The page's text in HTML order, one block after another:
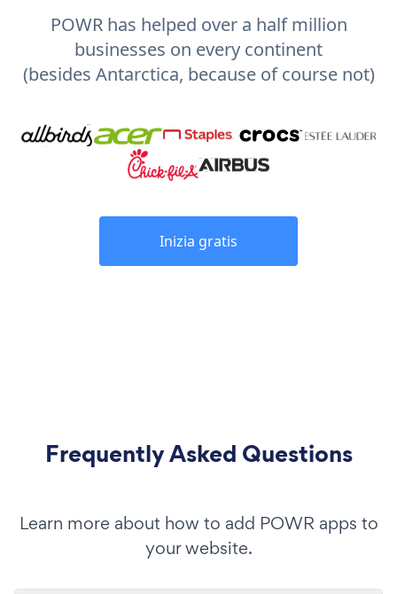
POWR has helped over a half million
businesses on every continent
(besides Antarctica, because of course not)
Inizia gratis
Frequently Asked Questions
Learn more about how to add POWR apps to
your website.